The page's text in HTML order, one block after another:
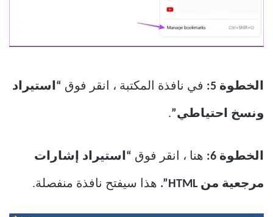
الخطوة 5: في نافذة المكتبة ، انقر فوق “استيراد
ونسخ احتياطي”.
الخطوة 6: هنا ، انقر فوق “استيراد إشارات
مرجعية من HTML”. هذا سيفتح نافذة منفصلة.